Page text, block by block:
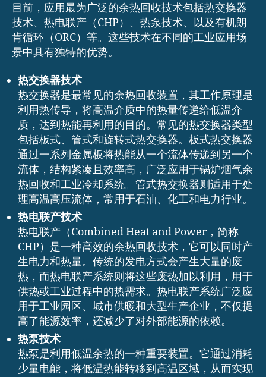
目前，应用最为广泛的余热回收技术包括热交换器
技术、热电联产（CHP）、热泵技术、以及有机朗
肯循环（ORC）等。这些技术在不同的工业应用场
景中具有独特的优势。
热交换器技术
热交换器是最常见的余热回收装置，其工作原理是
利用热传导，将高温介质中的热量传递给低温介
质，达到热能再利用的目的。常见的热交换器类型
包括板式、管式和旋转式热交换器。板式热交换器
通过一系列金属板将热能从一个流体传递到另一个
流体，结构紧凑且效率高，广泛应用于锅炉烟气余
热回收和工业冷却系统。管式热交换器则适用于处
理高温高压流体，常用于石油、化工和电力行业。
热电联产技术
热电联产（Combined Heat and Power，简称
CHP）是一种高效的余热回收技术，它可以同时产
生电力和热量。传统的发电方式会产生大量的废
热，而热电联产系统则将这些废热加以利用，用于
供热或工业过程中的热需求。热电联产系统广泛应
用于工业园区、城市供暖和大型生产企业，不仅提
高了能源效率，还减少了对外部能源的依赖。
热泵技术
热泵是利用低温余热的一种重要装置。它通过消耗
少量电能，将低温热能转移到高温区域，从而实现